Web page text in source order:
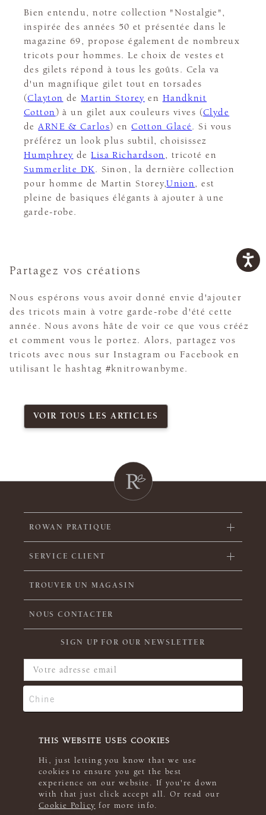
THIS WEBSITE USES COOKIES
Hi, just letting you know that we use
cookies to ensure you get the best
experience on our website. If you're down
with that just click accept all. Or read our
Cookie Policy for more info.
Bien entendu, notre collection "Nostalgie",
inspirée des années 50 et présentée dans le
magazine 69, propose également de nombreux
tricots pour hommes. Le choix de vestes et
des gilets répond à tous les goûts. Cela va
d'un magnifique gilet tout en torsades
(Clayton deMartin Storey en Handknit
Cotton) à un gilet aux couleurs vives (Clyde
deARNE & Carlos) enCotton Glacé. Si vous
préférez un look plus subtil, choisissez
Humphrey deLisa Richardson, tricoté en
Summerlite DK. Sinon, la dernière collection
pour homme de Martin Storey,Union, est
pleine de basiques élégants à ajouter à une
garde-robe.
Partagez vos créations
Nous espérons vous avoir donné envie d'ajouter
des tricots main à votre garde-robe d'été cette
année. Nous avons hâte de voir ce que vous crééz
et comment vous le portez. Alors, partagez vos
tricots avec nous sur Instagram ou Facebook en
utilisant le hashtag #knitrowanbyme.
VOIR TOUS LES ARTICLES
ROWAN PRATIQUE
SERVICE CLIENT
TROUVER UN MAGASIN
NOUS CONTACTER
SIGN UP FOR OUR NEWSLETTER